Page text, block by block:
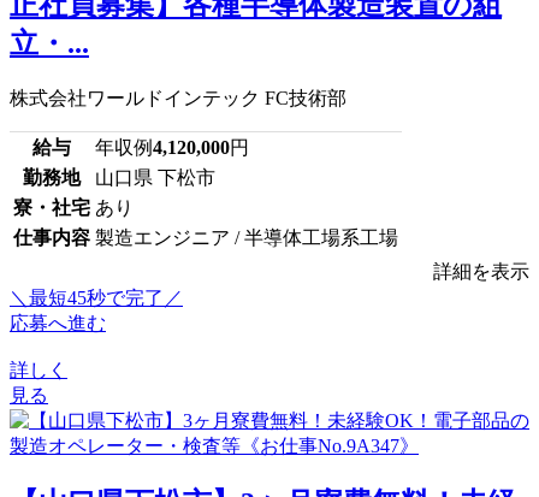
立・...
株式会社ワールドインテック FC技術部
給与 年収例4,120,000円
勤務地
山口県 下松市
寮・社宅 あり
仕事内容 製造エンジニア / 半導体工場系工場
詳細を表示
＼最短45秒で完了／
応募へ進む
詳しく
見る